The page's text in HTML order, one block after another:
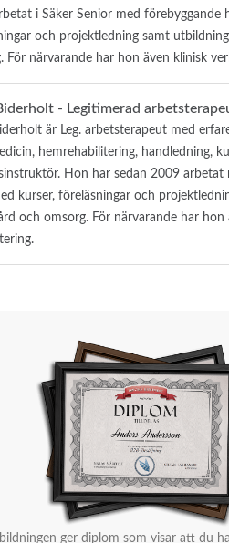
i Säker Senior med förebyggande
och projektledning samt
För närvarande har hon även klinisk
- Legitimerad
är Leg. arbetsterapeut med
hemrehabilitering, handledning,
Hon har sedan 2009 arbetat
kurser, föreläsningar och
och omsorg. För närvarande har
ger diplom som visar att du